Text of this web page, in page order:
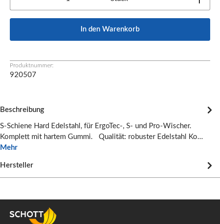
In den Warenkorb
Produktnummer:
920507
Beschreibung
S-Schiene Hard Edelstahl, für ErgoTec-, S- und Pro-Wischer.
Komplett mit hartem Gummi. Qualität: robuster Edelstahl Ko…
Mehr
Hersteller